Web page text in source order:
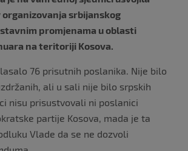
srbijanskog
promjenama u oblasti
na teritoriji Kosova.
76 prisutnih poslanika. Nije bilo
ali u sali nije bilo srpskih
nisu prisustvovali ni poslanici
partije Kosova, mada je ta
Vlade da se ne dozvoli